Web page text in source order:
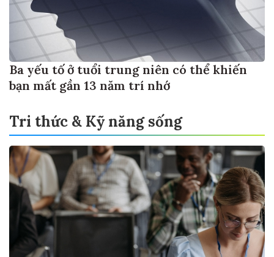
Ba yếu tố ở tuổi trung niên có thể khiến
bạn mất gần 13 năm trí nhớ
Tri thức & Kỹ năng sống